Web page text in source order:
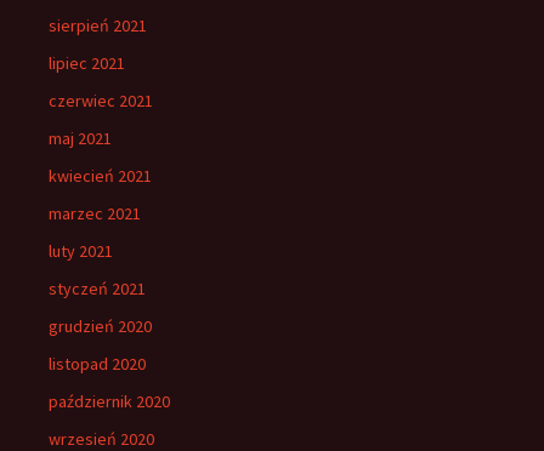
sierpień 2021
lipiec 2021
czerwiec 2021
maj 2021
kwiecień 2021
marzec 2021
luty 2021
styczeń 2021
grudzień 2020
listopad 2020
październik 2020
wrzesień 2020